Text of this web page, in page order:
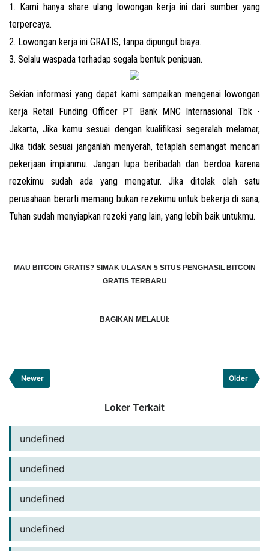
1. Kami hanya share ulang lowongan kerja ini dari sumber yang
terpercaya.
2. Lowongan kerja ini GRATIS, tanpa dipungut biaya.
3. Selalu waspada terhadap segala bentuk penipuan.
Sekian informasi yang dapat kami sampaikan mengenai lowongan
kerja Retail Funding Officer PT Bank MNC Internasional Tbk -
Jakarta, Jika kamu sesuai dengan kualifikasi segeralah melamar,
Jika tidak sesuai janganlah menyerah, tetaplah semangat mencari
pekerjaan impianmu. Jangan lupa beribadah dan berdoa karena
rezekimu sudah ada yang mengatur. Jika ditolak olah satu
perusahaan berarti memang bukan rezekimu untuk bekerja di sana,
Tuhan sudah menyiapkan rezeki yang lain, yang lebih baik untukmu.
MAU BITCOIN GRATIS? SIMAK ULASAN 5 SITUS PENGHASIL BITCOIN
GRATIS TERBARU
BAGIKAN MELALUI:
Newer Older
Loker Terkait
undefined
undefined
undefined
undefined